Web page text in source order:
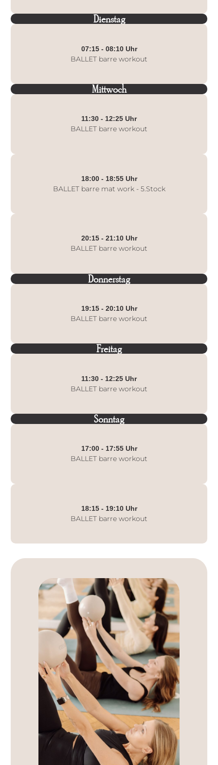
Dienstag
07:15 - 08:10 Uhr
BALLET barre workout
Mittwoch
11:30 - 12:25 Uhr
BALLET barre workout
18:00 - 18:55 Uhr
BALLET barre mat work - 5.Stock
20:15 - 21:10 Uhr
BALLET barre workout
Donnerstag
19:15 - 20:10 Uhr
BALLET barre workout
Freitag
11:30 - 12:25 Uhr
BALLET barre workout
Sonntag
17:00 - 17:55 Uhr
BALLET barre workout
18:15 - 19:10 Uhr
BALLET barre workout